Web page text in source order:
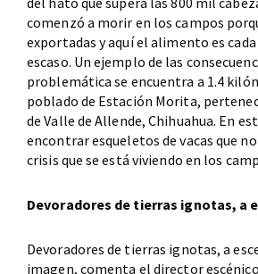
comenzó a morir en los campos
exportadas y aquí el alimento es
escaso. Un ejemplo de las
problemática se encuentra a 1.4
poblado de Estación Morita,
de Valle de Allende, Chihuahua. En
encontrar esqueletos de vacas que
crisis que se está viviendo en los
Devoradores de tierras ignotas, a
Devoradores de tierras ignotas, a
imagen, comenta el director